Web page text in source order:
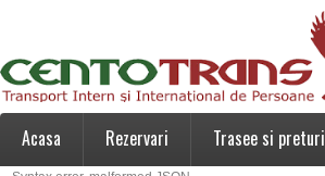
Acasa Rezervari Trasee si preturi